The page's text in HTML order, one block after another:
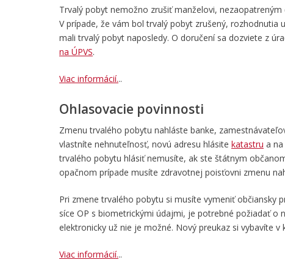
Trvalý pobyt nemožno zrušiť manželovi,
V prípade, že vám bol trvalý pobyt zrušený,
mali trvalý pobyt naposledy. O doručení sa dozviete z
na ÚPVS.
Viac informácií...
Ohlasovacie povinnosti
Zmenu trvalého pobytu nahláste banke,
vlastníte nehnuteľnosť, novú adresu hlásite katastru a na
trvalého pobytu hlásiť nemusíte, ak ste štátnym
opačnom prípade musíte zdravotnej poisťovni zmenu
Pri zmene trvalého pobytu si musíte vymeniť občiansky
síce OP s biometrickými údajmi, je potrebné požiadať o
elektronicky už nie je možné. Nový preukaz si vybavíte
Viac informácií...